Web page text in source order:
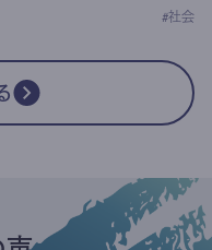
#社会